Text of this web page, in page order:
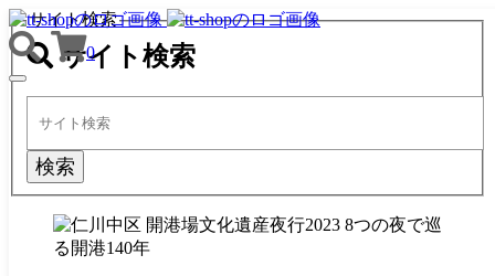
0
TOGGLE
NAVIGATION
サイト検索
サイト検索
検索